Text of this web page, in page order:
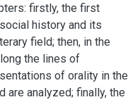
firstly, the first
history and its
field; then, in the
the lines of
of orality in the
are analyzed; finally, the